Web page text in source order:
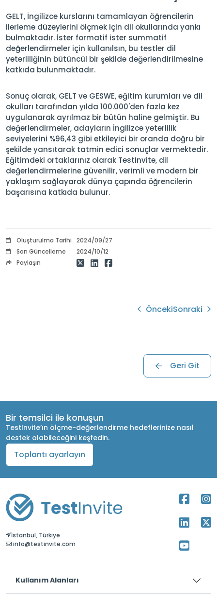
GELT, İngilizce kurslarını tamamlayan öğrencilerin
ilerleme düzeylerini ölçmek için dil okullarında yankı
bulmaktadır. İster formatif ister summatif
değerlendirmeler için kullanılsın, bu testler dil
yeterliliğinin bütüncül bir şekilde değerlendirilmesine
katkıda bulunmaktadır.
Sonuç olarak, GELT ve GESWE, eğitim kurumları ve dil
okulları tarafından yılda 100.000'den fazla kez
uygulanarak ayrılmaz bir bütün haline gelmiştir. Bu
değerlendirmeler, adayların İngilizce yeterlilik
seviyelerini %96,43 gibi etkileyici bir oranda doğru bir
şekilde yansıtarak tatmin edici sonuçlar vermektedir.
Eğitimdeki ortaklarınız olarak TestInvite, dil
değerlendirmelerine güvenilir, verimli ve modern bir
yaklaşım sağlayarak dünya çapında öğrencilerin
başarısına katkıda bulunur.
Oluşturulma Tarihi
2024/09/27
Son Güncelleme
2024/10/12
Paylaşın
ÖncekiSonraki
Geri Git
Bir temsilci ile konuşun
TestInvite’ın ölçme-değerlendirme hedeflerinize nasıl
destek olabileceğini keşfedin.
Toplantı ayarlayın
İstanbul, Türkiye
info@testinvite.com
Kullanım Alanları